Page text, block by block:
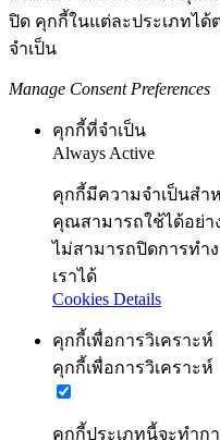
ปิด คุกกี้ในแต่ละประเภทได้
จำเป็น
Manage Consent Preferences
คุกกี้ที่จำเป็น
Always Active
คุกกี้มีความจำเป็นสำ
คุณสามารถใช้ได้อย่า
ไม่สามารถปิดการทำ
เราได้
Cookies Details
คุกกี้เพื่อการวิเคราะห์
คุกกี้เพื่อการวิเคราะห์
คุกกี้ประเภทนี้จะทำก